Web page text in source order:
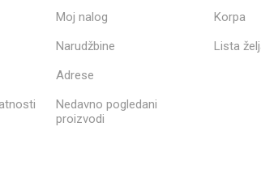
Moj nalog
Narudžbine
Adrese
Nedavno pogledani
proizvodi
Korpa
Lista